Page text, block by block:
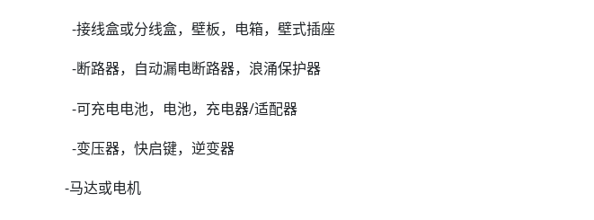
-接线盒或分线盒，壁板，电箱，壁式插座
-断路器，自动漏电断路器，浪涌保护器
-可充电电池，电池，充电器/适配器
-变压器，快启键，逆变器
-马达或电机